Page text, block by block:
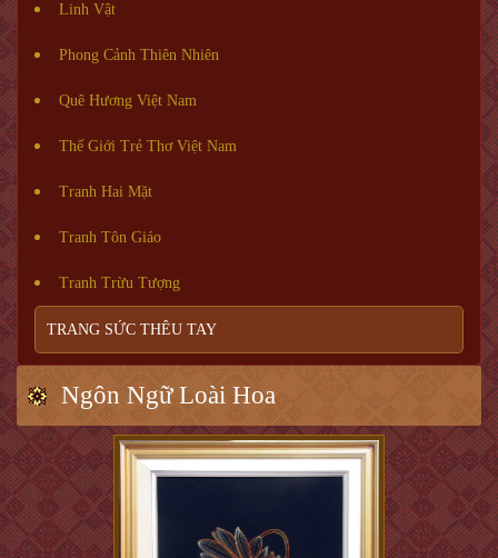
Linh Vật
Phong Cảnh Thiên Nhiên
Quê Hương Việt Nam
Thế Giới Trẻ Thơ Việt Nam
Tranh Hai Mặt
Tranh Tôn Giáo
Tranh Trừu Tượng
TRANG SỨC THÊU TAY
Ngôn Ngữ Loài Hoa